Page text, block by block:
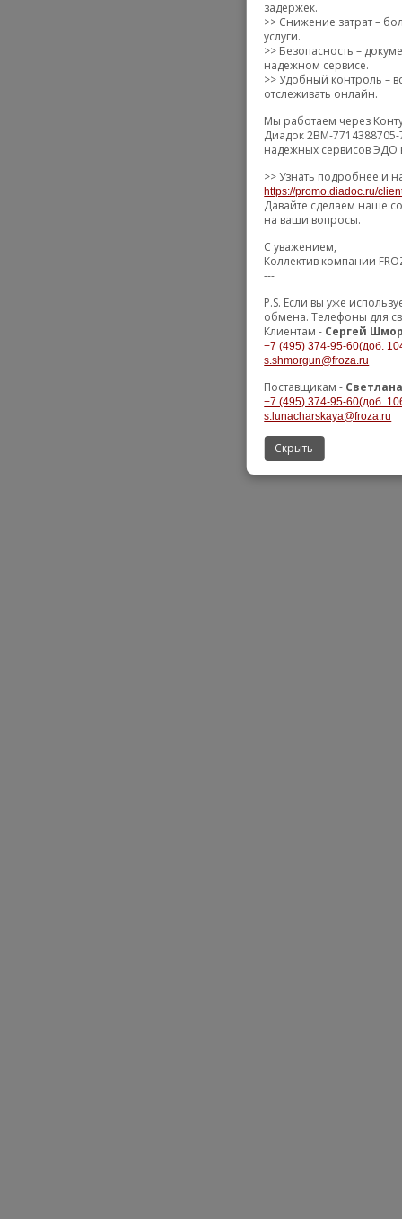
задержек.
>> Снижение затрат –
услуги.
>> Безопасность –
надежном сервисе.
>> Удобный контроль –
отслеживать онлайн.
Мы работаем через
Диадок 2BM-
надежных сервисов ЭДО
>> Узнать подробнее и
https://promo.diadoc.ru/
Давайте сделаем наше
на ваши вопросы.
С уважением,
Коллектив компании
---
P.S. Если вы уже
обмена. Телефоны для
Клиентам - Сергей
+7 (495) 374-95-60(доб.
s.shmorgun@froza.ru
Поставщикам -
+7 (495) 374-95-60(доб.
s.lunacharskaya@froza.ru
Скрыть